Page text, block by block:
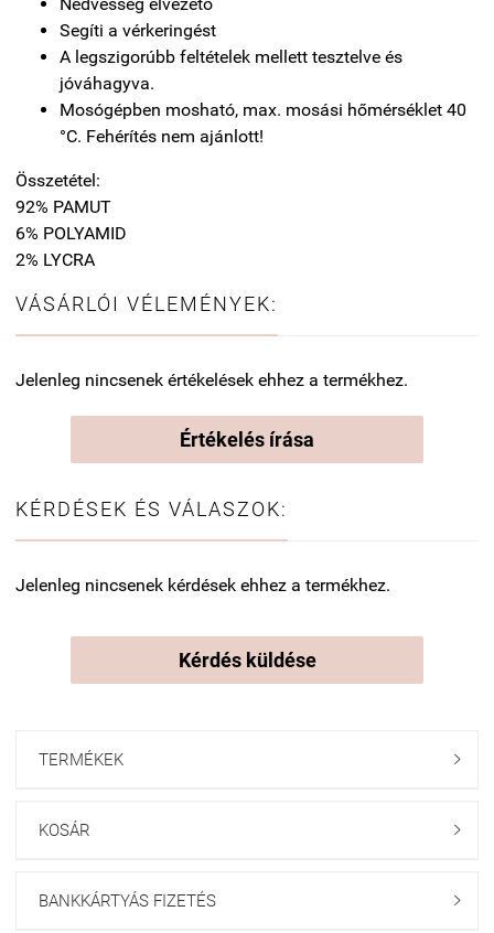
Segíti a vérkeringést
A legszigorúbb feltételek mellett tesztelve és
jóváhagyva.
Mosógépben mosható, max. mosási hőmérséklet 40
°C. Fehérítés nem ajánlott!
Összetétel:
92% PAMUT
6% POLYAMID
2% LYCRA
VÁSÁRLÓI VÉLEMÉNYEK:
Jelenleg nincsenek értékelések ehhez a termékhez.
Értékelés írása
KÉRDÉSEK ÉS VÁLASZOK:
Jelenleg nincsenek kérdések ehhez a termékhez.
Kérdés küldése
TERMÉKEK 
KOSÁR 
BANKKÁRTYÁS FIZETÉS 